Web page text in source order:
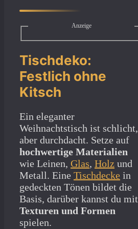
Anzeige
Tischdeko:
Festlich ohne
Kitsch
Ein eleganter
Weihnachtstisch ist schlicht,
aber durchdacht. Setze auf
hochwertige Materialien
wie Leinen, Glas, Holz und
Metall. Eine Tischdecke in
gedeckten Tönen bildet die
Basis, darüber kannst du mit
Texturen und Formen
spielen.